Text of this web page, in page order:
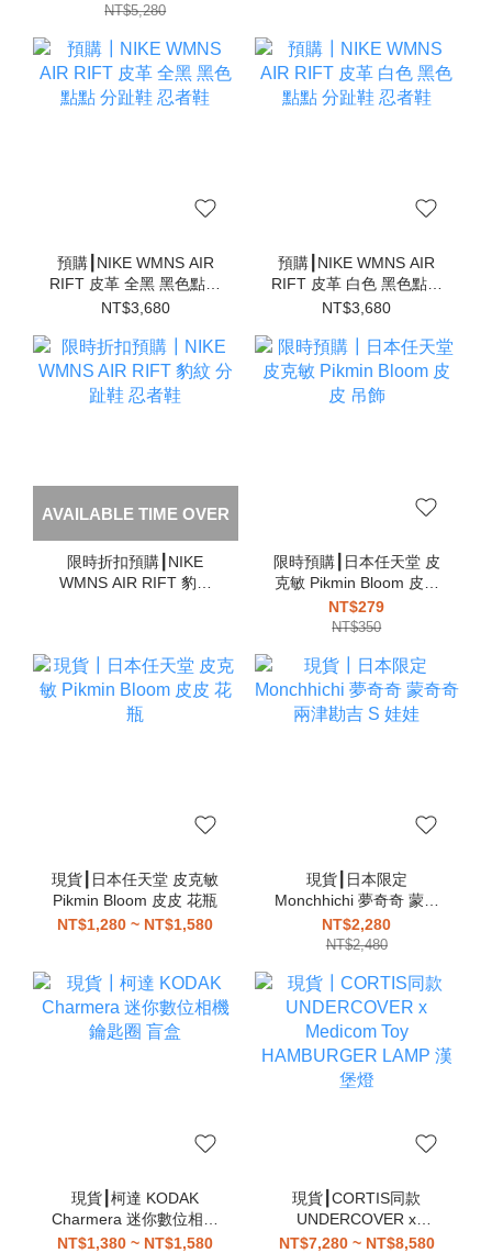
NT$5,280
預購┃NIKE WMNS AIR
RIFT 皮革 全黑 黑色點點
分趾鞋 忍者鞋
NT$3,680
預購┃NIKE WMNS AIR
RIFT 皮革 白色 黑色點點
分趾鞋 忍者鞋
NT$3,680
AVAILABLE TIME OVER
限時折扣預購┃NIKE
WMNS AIR RIFT 豹紋
限時預購┃日本任天堂 皮
克敏 Pikmin Bloom 皮皮
吊飾
NT$279
NT$350
現貨┃日本任天堂 皮克敏
Pikmin Bloom 皮皮 花瓶
NT$1,280 ~ NT$1,580
現貨┃日本限定
Monchhichi 夢奇奇 蒙奇
奇 兩津勘吉 S 娃娃
NT$2,280
NT$2,480
現貨┃柯達 KODAK
Charmera 迷你數位相機
鑰匙圈 盲盒
NT$1,380 ~ NT$1,580
現貨┃CORTIS同款
UNDERCOVER x
Medicom Toy
NT$7,280 ~ NT$8,580